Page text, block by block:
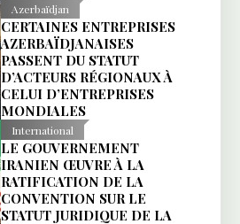
Azerbaïdjan
CERTAINES ENTREPRISES
AZERBAÏDJANAISES
PASSENT DU STATUT
D’ACTEURS RÉGIONAUX À
CELUI D’ENTREPRISES
MONDIALES
International
LE GOUVERNEMENT
IRANIEN ŒUVRE À LA
RATIFICATION DE LA
CONVENTION SUR LE
STATUT JURIDIQUE DE LA